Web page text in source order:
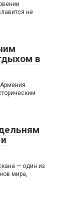
не
в
— один из
мира,